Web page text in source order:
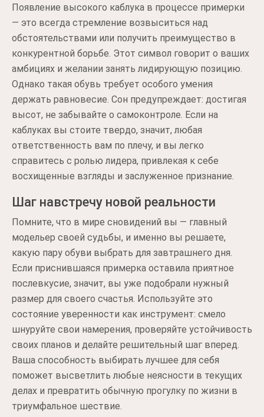
Появление высокого каблука в процессе примерки
— это всегда стремление возвыситься над
обстоятельствами или получить преимущество в
конкурентной борьбе. Этот символ говорит о ваших
амбициях и желании занять лидирующую позицию.
Однако такая обувь требует особого умения
держать равновесие. Сон предупреждает: достигая
высот, не забывайте о самоконтроле. Если на
каблуках вы стоите твердо, значит, любая
ответственность вам по плечу, и вы легко
справитесь с ролью лидера, привлекая к себе
восхищенные взгляды и заслуженное признание.
Шаг навстречу новой реальности
Помните, что в мире сновидений вы — главный
модельер своей судьбы, и именно вы решаете,
какую пару обуви выбрать для завтрашнего дня.
Если приснившаяся примерка оставила приятное
послевкусие, значит, вы уже подобрали нужный
размер для своего счастья. Используйте это
состояние уверенности как инструмент: смело
шнуруйте свои намерения, проверяйте устойчивость
своих планов и делайте решительный шаг вперед.
Ваша способность выбирать лучшее для себя
поможет высветлить любые неясности в текущих
делах и превратить обычную прогулку по жизни в
триумфальное шествие.